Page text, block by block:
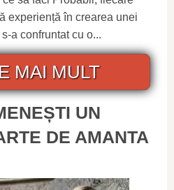
experiență în crearea unei
a confruntat cu o...
MAI MULT
UN
DE AMANTA